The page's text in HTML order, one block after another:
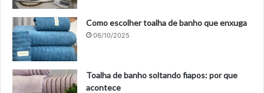
Como escolher toalha de banho que enxuga
06/10/2025
Toalha de banho soltando fiapos: por que
acontece